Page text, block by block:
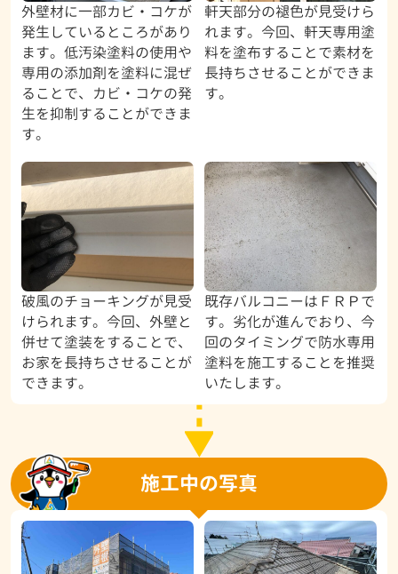
外壁材に一部カビ・コケが
発生しているところがあり
ます。低汚染塗料の使用や
専用の添加剤を塗料に混ぜ
ることで、カビ・コケの発
生を抑制することができま
す。
軒天部分の褪色が見受けら
れます。今回、軒天専用塗
料を塗布することで素材を
長持ちさせることができま
す。
破風のチョーキングが見受
けられます。今回、外壁と
併せて塗装をすることで、
お家を長持ちさせることが
できます。
既存バルコニーはＦＲＰで
す。劣化が進んでおり、今
回のタイミングで防水専用
塗料を施工することを推奨
いたします。
施工中の写真